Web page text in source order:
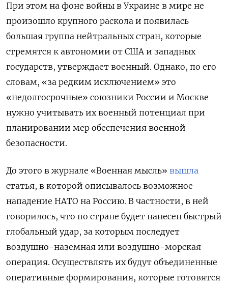
При этом на фоне войны в Украине в мире не
произошло крупного раскола и появилась
большая группа нейтральных стран, которые
стремятся к автономии от США и западных
государств, утверждает военный. Однако, по его
словам, «за редким исключением» это
«недолгосрочные» союзники России и Москве
нужно учитывать их военный потенциал при
планировании мер обеспечения военной
безопасности.
До этого в журнале «Военная мысль» вышла
статья, в которой описывалось возможное
нападение НАТО на Россию. В частности, в ней
говорилось, что по стране будет нанесен быстрый
глобальный удар, за которым последует
воздушно-наземная или воздушно-морская
операция. Осуществлять их будут объединенные
оперативные формирования, которые готовятся